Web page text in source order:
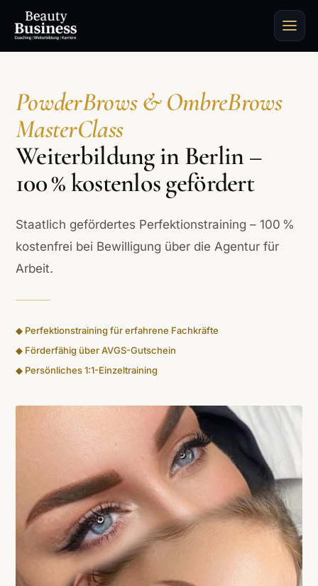
PowderBrows & OmbreBrows
MasterClass
Weiterbildung in Berlin –
100 % kostenlos gefördert
Staatlich gefördertes Perfektionstraining – 100 %
kostenfrei bei Bewilligung über die Agentur für
Arbeit.
◆ Perfektionstraining für erfahrene Fachkräfte
◆ Förderfähig über AVGS-Gutschein
◆ Persönliches 1:1-Einzeltraining